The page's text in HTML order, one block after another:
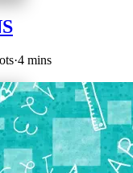
·4 mins